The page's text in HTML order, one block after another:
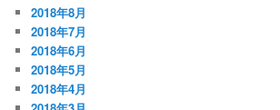
2018年8月
2018年7月
2018年6月
2018年5月
2018年4月